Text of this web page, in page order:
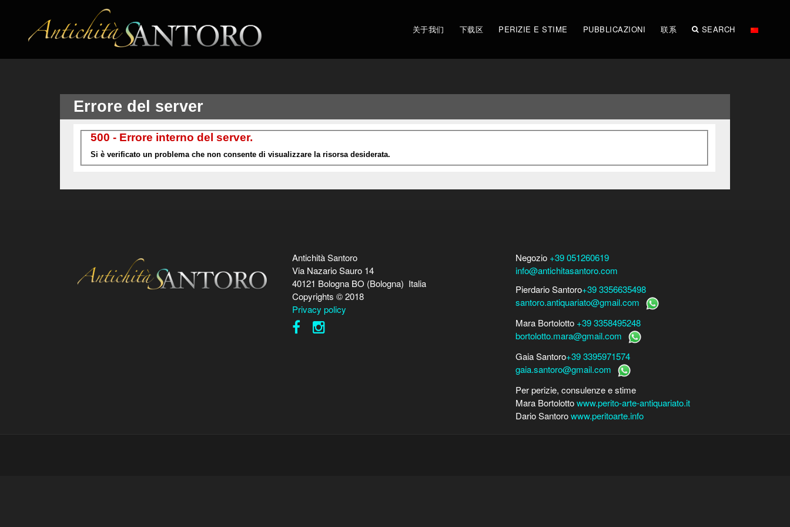
关于我们 下载区 PERIZIE E STIME PUBBLICAZIONI 联系 SEARCH
Antichità Santoro
Via Nazario Sauro 14
40121 Bologna BO (Bologna) Italia
Copyrights © 2018
Privacy policy
Negozio +39 051260619
info@antichitasantoro.com
Pierdario Santoro+39 3356635498
santoro.antiquariato@gmail.com
Mara Bortolotto +39 3358495248
bortolotto.mara@gmail.com
Gaia Santoro+39 3395971574
gaia.santoro@gmail.com
Per perizie, consulenze e stime
Mara Bortolottowww.perito-arte-antiquariato.it
Dario Santorowww.peritoarte.info